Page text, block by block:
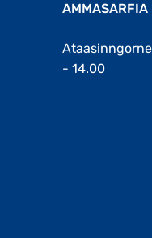
AMMASARFIA
- 14.00